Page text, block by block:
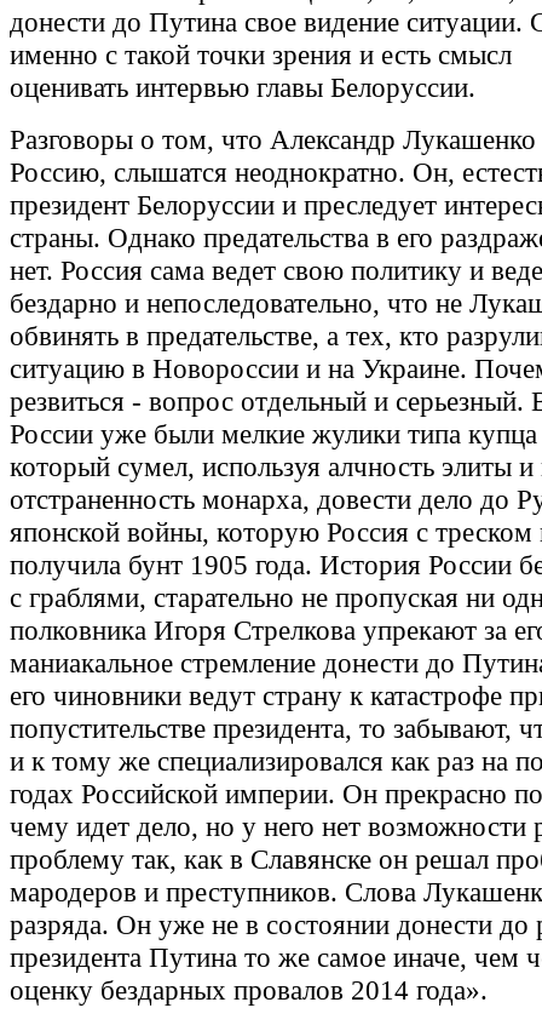
донести до Путина свое видение ситуации.
именно с такой точки зрения и есть смысл
оценивать интервью главы Белоруссии.
Разговоры о том, что Александр Лукашенко
Россию, слышатся неоднократно. Он,
президент Белоруссии и преследует
страны. Однако предательства в его
нет. Россия сама ведет свою политику и
бездарно и непоследовательно, что не
обвинять в предательстве, а тех, кто
ситуацию в Новороссии и на Украине.
резвиться - вопрос отдельный и серьезный.
России уже были мелкие жулики типа купца
который сумел, используя алчность элиты
отстраненность монарха, довести дело до
японской войны, которую Россия с треском
получила бунт 1905 года. История России
с граблями, старательно не пропуская ни
полковника Игоря Стрелкова упрекают за
маниакальное стремление донести до
его чиновники ведут страну к катастрофе
попустительстве президента, то забывают,
и к тому же специализировался как раз на
годах Российской империи. Он прекрасно
чему идет дело, но у него нет возможности
проблему так, как в Славянске он решал
мародеров и преступников. Слова
разряда. Он уже не в состоянии донести до
президента Путина то же самое иначе, чем
оценку бездарных провалов 2014 года».